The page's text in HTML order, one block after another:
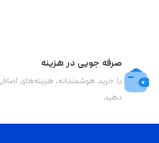
صرفه جویی در هزینه
با خرید هوشمندانه، هزینه‌های
دهید